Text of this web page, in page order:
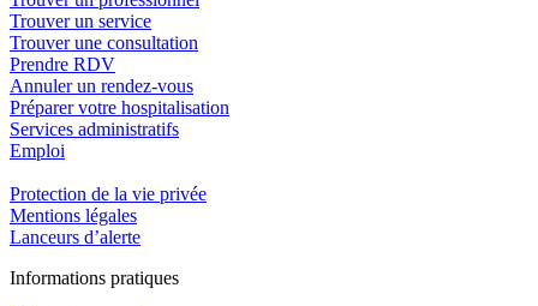
Trouver un service
Trouver une consultation
Prendre RDV
Annuler un rendez-vous
Préparer votre hospitalisation
Services administratifs
Emploi​
Protection de la vie privée
Mentions légales
Lanceurs d’alerte
Informations pratiques